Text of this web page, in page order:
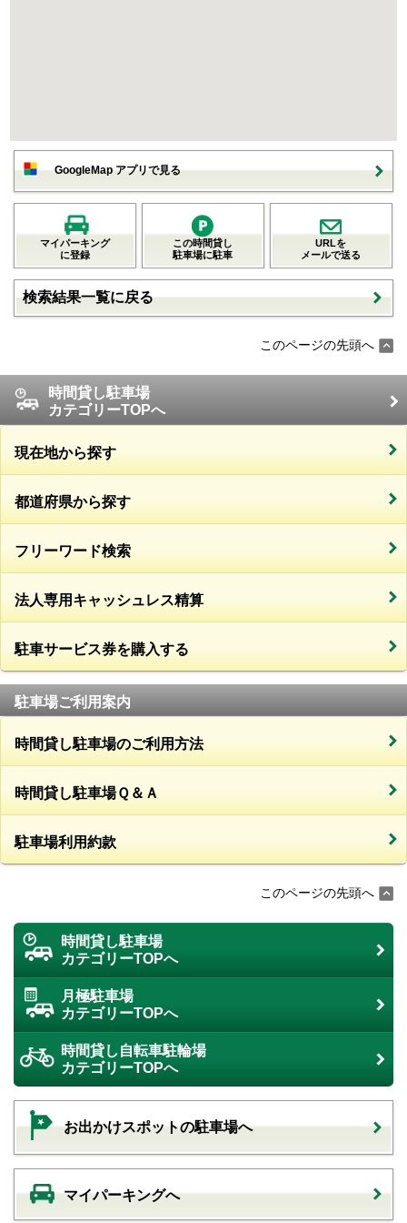
GoogleMap アプリで見る
マイパーキング
に登録
この時間貸し
駐車場に駐車
URLを
メールで送る
検索結果一覧に戻る
このページの先頭へ
時間貸し駐車場
カテゴリーTOPへ
現在地から探す
都道府県から探す
フリーワード検索
法人専用キャッシュレス精算
駐車サービス券を購入する
駐車場ご利用案内
時間貸し駐車場のご利用方法
時間貸し駐車場Ｑ＆Ａ
駐車場利用約款
このページの先頭へ
時間貸し駐車場
カテゴリーTOPへ
月極駐車場
カテゴリーTOPへ
時間貸し自転車駐輪場
カテゴリーTOPへ
お出かけスポットの駐車場へ
マイパーキングへ